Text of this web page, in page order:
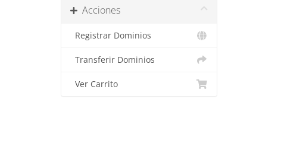
Acciones
Registrar Dominios
Transferir Dominios
Ver Carrito